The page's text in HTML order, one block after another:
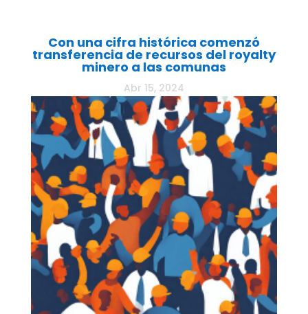
Con una cifra histórica comenzó
transferencia de recursos del royalty
minero a las comunas
Abr 15, 2024